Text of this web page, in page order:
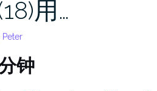
用…
Peter
钟